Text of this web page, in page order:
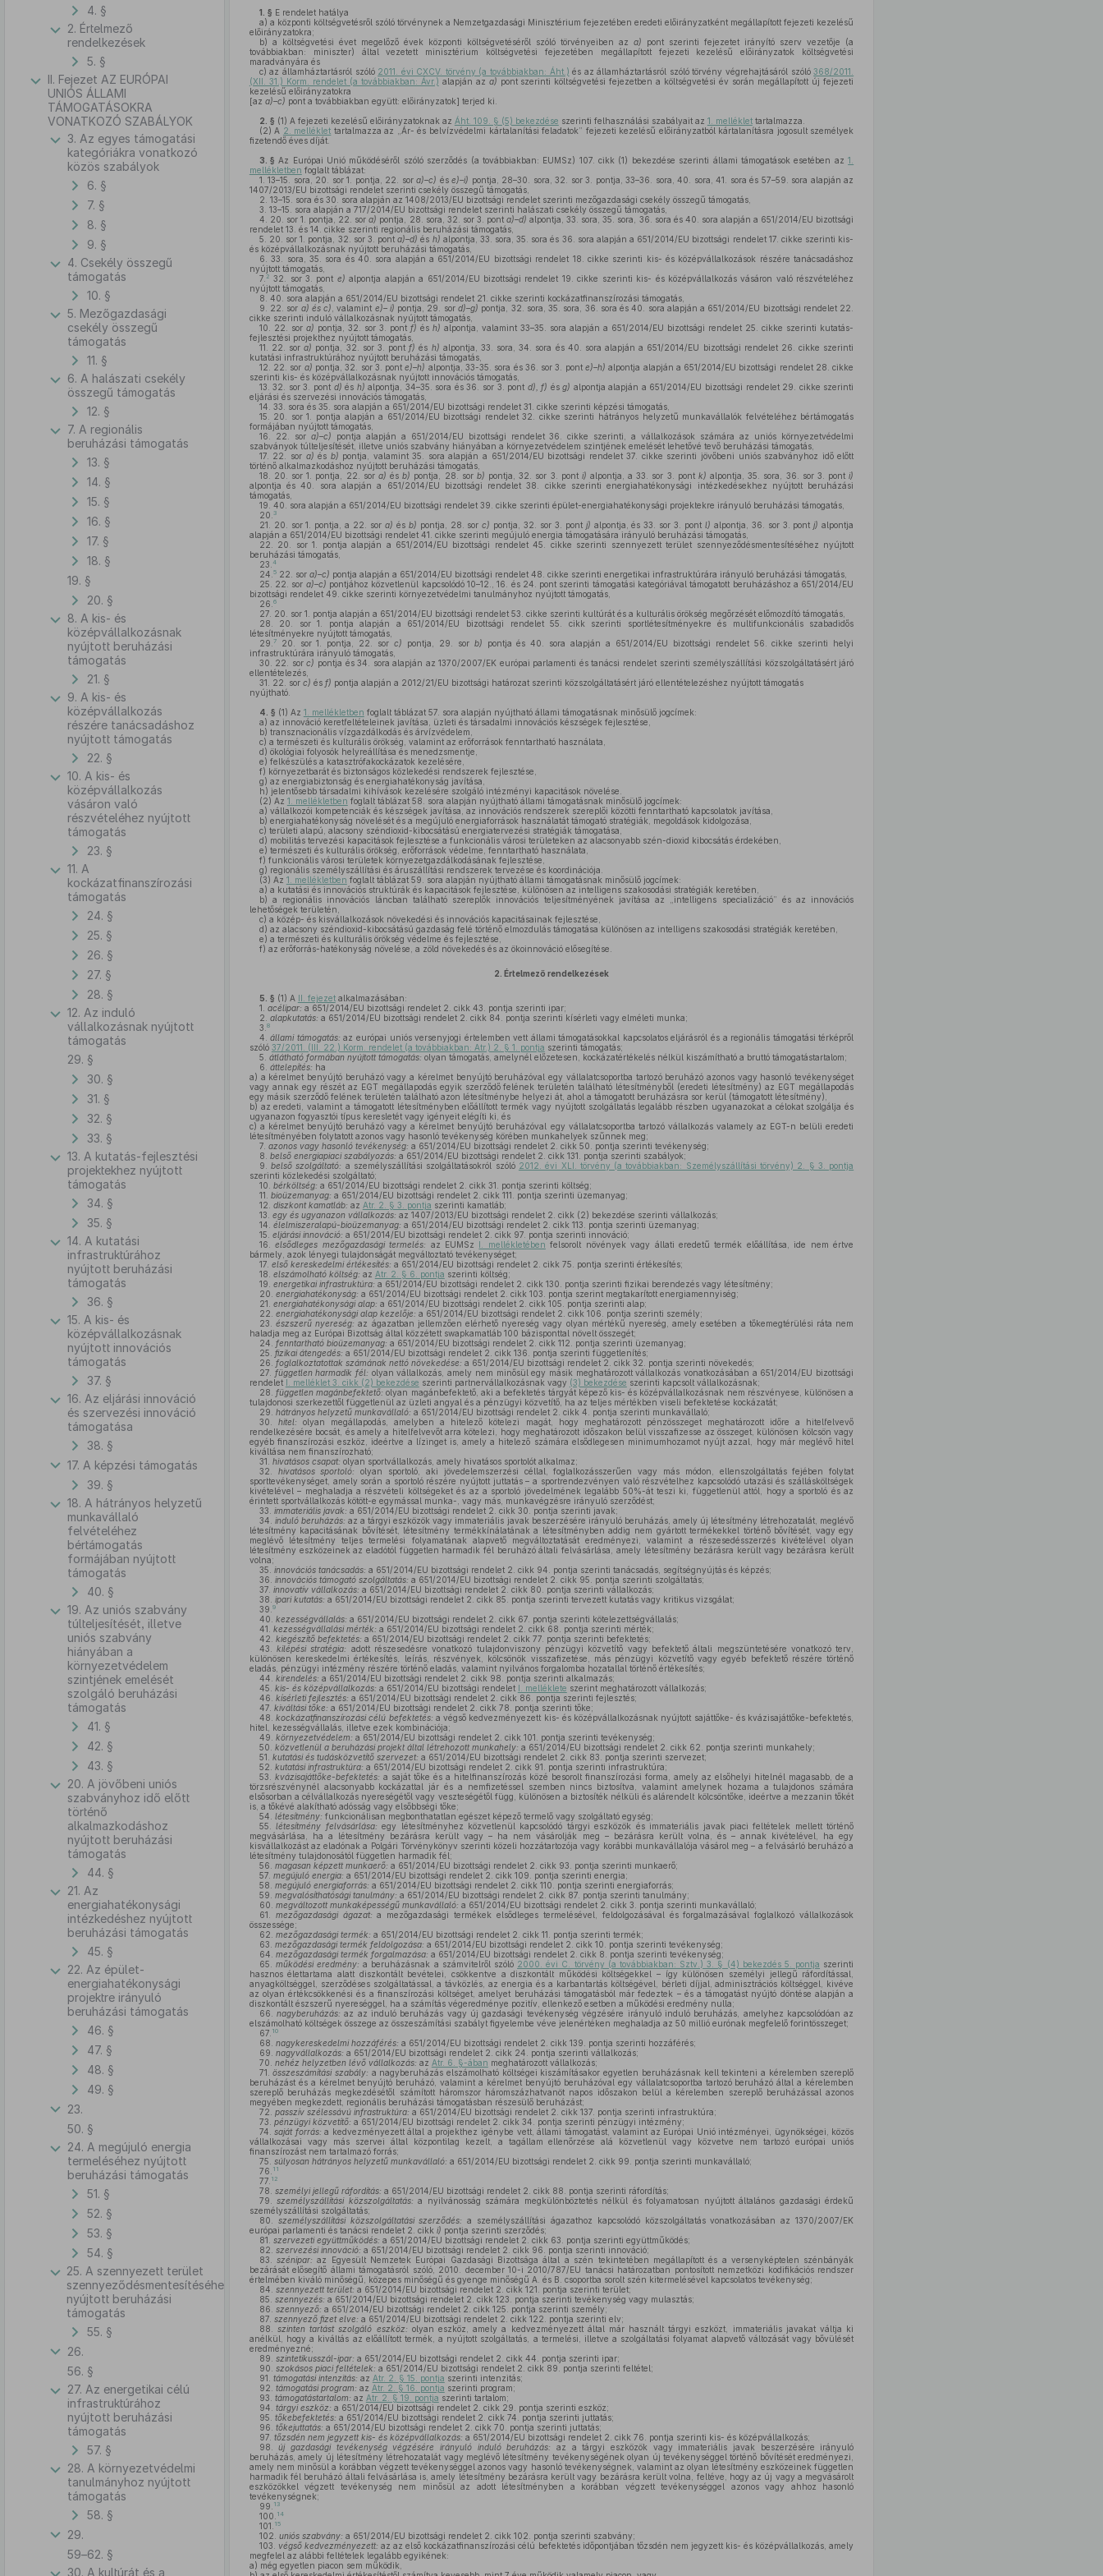
4. §
2. Értelmező
rendelkezések
5. §
II. Fejezet AZ EURÓPAI
UNIÓS ÁLLAMI
TÁMOGATÁSOKRA
VONATKOZÓ SZABÁLYOK
3. Az egyes támogatási
kategóriákra vonatkozó
közös szabályok
6. §
7. §
8. §
9. §
4. Csekély összegű
támogatás
10. §
5. Mezőgazdasági
csekély összegű
támogatás
11. §
6. A halászati csekély
összegű támogatás
12. §
7. A regionális
beruházási támogatás
13. §
14. §
15. §
16. §
17. §
18. §
19. §
20. §
8. A kis- és
középvállalkozásnak
nyújtott beruházási
támogatás
21. §
9. A kis- és
középvállalkozás
részére tanácsadáshoz
nyújtott támogatás
22. §
10. A kis- és
középvállalkozás
vásáron való
részvételéhez nyújtott
támogatás
23. §
11. A
kockázatfinanszírozási
támogatás
24. §
25. §
26. §
27. §
28. §
12. Az induló
vállalkozásnak nyújtott
támogatás
29. §
30. §
31. §
32. §
33. §
13. A kutatás-fejlesztési
projektekhez nyújtott
támogatás
34. §
35. §
14. A kutatási
infrastruktúrához
nyújtott beruházási
támogatás
36. §
15. A kis- és
középvállalkozásnak
nyújtott innovációs
támogatás
37. §
16. Az eljárási innováció
és szervezési innováció
támogatása
38. §
17. A képzési támogatás
39. §
18. A hátrányos helyzetű
munkavállaló
felvételéhez
bértámogatás
formájában nyújtott
támogatás
40. §
19. Az uniós szabvány
túlteljesítését, illetve
uniós szabvány
hiányában a
környezetvédelem
szintjének emelését
szolgáló beruházási
támogatás
41. §
42. §
43. §
20. A jövőbeni uniós
szabványhoz idő előtt
történő
alkalmazkodáshoz
nyújtott beruházási
támogatás
44. §
21. Az
energiahatékonysági
intézkedéshez nyújtott
beruházási támogatás
45. §
22. Az épület-
energiahatékonysági
projektre irányuló
beruházási támogatás
46. §
47. §
48. §
49. §
23.
50. §
24. A megújuló energia
termeléséhez nyújtott
beruházási támogatás
51. §
52. §
53. §
54. §
25. A szennyezett terület
szennyeződésmentesítéséhez
nyújtott beruházási
támogatás
55. §
26.
56. §
27. Az energetikai célú
infrastruktúrához
nyújtott beruházási
támogatás
57. §
28. A környezetvédelmi
tanulmányhoz nyújtott
támogatás
58. §
29.
59–62. §
30. A kultúrát és a
1. § E rendelet hatálya
a) a központi költségvetésről szóló törvénynek a Nemzetgazdasági Minisztérium fejezetében eredeti előirányzatként megállapított fejezeti kezelésű
előirányzatokra;
b) a költségvetési évet megelőző évek központi költségvetéséről szóló törvényeiben aza) pont szerinti fejezetet irányító szerv vezetője (a
továbbiakban: miniszter) által vezetett minisztérium költségvetési fejezetében megállapított fejezeti kezelésű előirányzatok költségvetési
maradványára és
c) az államháztartásról szóló 2011. évi CXCV. törvény (a továbbiakban: Áht.) és az államháztartásról szóló törvény végrehajtásáról szóló368/2011.
(XII. 31.) Korm. rendelet (a továbbiakban: Ávr.) alapján az a) pont szerinti költségvetési fejezetben a költségvetési év során megállapított új fejezeti
kezelésű előirányzatokra
[az a)–c) pont a továbbiakban együtt: előirányzatok] terjed ki.
2. § (1) A fejezeti kezelésű előirányzatoknak az Áht. 109. § (5) bekezdése szerinti felhasználási szabályait az 1. melléklettartalmazza.
(2) A 2. melléklet tartalmazza az „Ár- és belvízvédelmi kártalanítási feladatok” fejezeti kezelésű előirányzatból kártalanításra jogosult személyek
fizetendő éves díját.
3. § Az Európai Unió működéséről szóló szerződés (a továbbiakban: EUMSz) 107. cikk (1) bekezdése szerinti állami támogatások esetében az1.
mellékletben foglalt táblázat:
1. 13–15. sora, 20. sor 1. pontja, 22. sora)–c) ése)–i) pontja, 28–30. sora, 32. sor 3. pontja, 33–36. sora, 40. sora, 41. sora és 57–59. sora alapján az
1407/2013/EU bizottsági rendelet szerinti csekély összegű támogatás,
2. 13–15. sora és 30. sora alapján az 1408/2013/EU bizottsági rendelet szerinti mezőgazdasági csekély összegű támogatás,
3. 13–15. sora alapján a 717/2014/EU bizottsági rendelet szerinti halászati csekély összegű támogatás,
4.
20. sor 1. pontja, 22. sora) pontja, 28. sora, 32. sor 3. ponta)–d) alpontja, 33. sora, 35. sora, 36. sora és 40. sora alapján a 651/2014/EU bizottsági
rendelet 13. és 14. cikke szerinti regionális beruházási támogatás,
5.
20. sor 1. pontja, 32. sor 3. ponta)–d) és h) alpontja, 33. sora, 35. sora és 36. sora alapján a 651/2014/EU bizottsági rendelet 17. cikke szerinti kis-
és középvállalkozásnak nyújtott beruházási támogatás,
6.
33. sora, 35. sora és 40. sora alapján a 651/2014/EU bizottsági rendelet 18. cikke szerinti kis- és középvállalkozások részére tanácsadáshoz
nyújtott támogatás,
7. 2 32. sor 3. pont e) alpontja alapján a 651/2014/EU bizottsági rendelet 19. cikke szerinti kis- és középvállalkozás vásáron való részvételéhez
nyújtott támogatás,
8. 40. sora alapján a 651/2014/EU bizottsági rendelet 21. cikke szerinti kockázatfinanszírozási támogatás,
9.
22. sor a) és c) , valamint e)– i) pontja, 29. sor d)–g) pontja, 32. sora, 35. sora, 36. sora és 40. sora alapján a 651/2014/EU bizottsági rendelet 22.
cikke szerinti induló vállalkozásnak nyújtott támogatás,
10.
22. sor a) pontja, 32. sor 3. pont f) ésh) alpontja, valamint 33–35. sora alapján a 651/2014/EU bizottsági rendelet 25. cikke szerinti kutatás-
fejlesztési projekthez nyújtott támogatás,
11.
22. sora) pontja, 32. sor 3. pontf) és h) alpontja, 33. sora, 34. sora és 40. sora alapján a 651/2014/EU bizottsági rendelet 26. cikke szerinti
kutatási infrastruktúrához nyújtott beruházási támogatás,
12.
22. sor a) pontja, 32. sor 3. ponte)–h) alpontja, 33-35. sora és 36. sor 3. pont e)–h) alpontja alapján a 651/2014/EU bizottsági rendelet 28. cikke
szerinti kis- és középvállalkozásnak nyújtott innovációs támogatás,
13. 32. sor 3. pont d) és h) alpontja, 34–35. sora és 36. sor 3. pont d), f) ésg) alpontja alapján a 651/2014/EU bizottsági rendelet 29. cikke szerinti
eljárási és szervezési innovációs támogatás,
14. 33. sora és 35. sora alapján a 651/2014/EU bizottsági rendelet 31. cikke szerinti képzési támogatás,
15.
20. sor 1. pontja alapján a 651/2014/EU bizottsági rendelet 32. cikke szerinti hátrányos helyzetű munkavállalók felvételéhez bértámogatás
formájában nyújtott támogatás,
16.
22. sor a)–c) pontja alapján a 651/2014/EU bizottsági rendelet 36. cikke szerinti, a vállalkozások számára az uniós környezetvédelmi
szabványok túlteljesítését, illetve uniós szabvány hiányában a környezetvédelem szintjének emelését lehetővé tevő beruházási támogatás,
17.
22. sor a) és b) pontja, valamint 35. sora alapján a 651/2014/EU bizottsági rendelet 37. cikke szerinti jövőbeni uniós szabványhoz idő előtt
történő alkalmazkodáshoz nyújtott beruházási támogatás,
18.
20. sor 1. pontja, 22. sor a) ésb) pontja, 28. sor b) pontja, 32. sor 3. pont i) alpontja, a 33. sor 3. pont k) alpontja, 35. sora, 36. sor 3. ponti)
alpontja és 40. sora alapján a 651/2014/EU bizottsági rendelet 38. cikke szerinti energiahatékonysági intézkedésekhez nyújtott beruházási
támogatás,
19. 40. sora alapján a 651/2014/EU bizottsági rendelet 39. cikke szerinti épület-energiahatékonysági projektekre irányuló beruházási támogatás,
20. 3
21. 20. sor 1. pontja, a 22. sor a) és b) pontja, 28. sorc) pontja, 32. sor 3. pont j) alpontja, és 33. sor 3. pont l) alpontja, 36. sor 3. pontj) alpontja
alapján a 651/2014/EU bizottsági rendelet 41. cikke szerinti megújuló energia támogatására irányuló beruházási támogatás,
22.
20. sor 1. pontja alapján a 651/2014/EU bizottsági rendelet 45. cikke szerinti szennyezett terület szennyeződésmentesítéséhez nyújtott
beruházási támogatás,
23. 4
24. 522. sor a)–c) pontja alapján a 651/2014/EU bizottsági rendelet 48. cikke szerinti energetikai infrastruktúrára irányuló beruházási támogatás,
25.
22. sor a)–c) pontjához közvetlenül kapcsolódó 10–12., 16. és 24. pont szerinti támogatási kategóriával támogatott beruházáshoz a 651/2014/EU
bizottsági rendelet 49. cikke szerinti környezetvédelmi tanulmányhoz nyújtott támogatás,
26. 6
27. 20. sor 1. pontja alapján a 651/2014/EU bizottsági rendelet 53. cikke szerinti kultúrát és a kulturális örökség megőrzését előmozdító támogatás,
28.
20. sor 1. pontja alapján a 651/2014/EU bizottsági rendelet 55. cikk szerinti sportlétesítményekre és multifunkcionális szabadidős
létesítményekre nyújtott támogatás,
29. 720. sor 1. pontja, 22. sorc) pontja, 29. sor b) pontja és 40. sora alapján a 651/2014/EU bizottsági rendelet 56. cikke szerinti helyi
infrastruktúrára irányuló támogatás,
30.
22. sorc) pontja és 34. sora alapján az 1370/2007/EK európai parlamenti és tanácsi rendelet szerinti személyszállítási közszolgáltatásért járó
ellentételezés,
31.
22. sor c) és f) pontja alapján a 2012/21/EU bizottsági határozat szerinti közszolgáltatásért járó ellentételezéshez nyújtott támogatás
nyújtható.
4. § (1) Az 1. mellékletben foglalt táblázat 57. sora alapján nyújtható állami támogatásnak minősülő jogcímek:
a) az innováció keretfeltételeinek javítása, üzleti és társadalmi innovációs készségek fejlesztése,
b) transznacionális vízgazdálkodás és árvízvédelem,
c) a természeti és kulturális örökség, valamint az erőforrások fenntartható használata,
d) ökológiai folyosók helyreállítása és menedzsmentje,
e) felkészülés a katasztrófakockázatok kezelésére,
f) környezetbarát és biztonságos közlekedési rendszerek fejlesztése,
g) az energiabiztonság és energiahatékonyság javítása,
h) jelentősebb társadalmi kihívások kezelésére szolgáló intézményi kapacitások növelése.
(2) Az 1. mellékletben foglalt táblázat 58. sora alapján nyújtható állami támogatásnak minősülő jogcímek:
a) vállalkozói kompetenciák és készségek javítása, az innovációs rendszerek szereplői közötti fenntartható kapcsolatok javítása,
b) energiahatékonyság növelését és a megújuló energiaforrások használatát támogató stratégiák, megoldások kidolgozása,
c) területi alapú, alacsony széndioxid-kibocsátású energiatervezési stratégiák támogatása,
d) mobilitás tervezési kapacitások fejlesztése a funkcionális városi területeken az alacsonyabb szén-dioxid kibocsátás érdekében,
e) természeti és kulturális örökség, erőforrások védelme, fenntartható használata,
f) funkcionális városi területek környezetgazdálkodásának fejlesztése,
g) regionális személyszállítási és áruszállítási rendszerek tervezése és koordinációja.
(3) Az 1. mellékletben foglalt táblázat 59. sora alapján nyújtható állami támogatásnak minősülő jogcímek:
a) a kutatási és innovációs struktúrák és kapacitások fejlesztése, különösen az intelligens szakosodási stratégiák keretében,
b) a regionális innovációs láncban található szereplők innovációs teljesítményének javítása az „intelligens specializáció” és az innovációs
lehetőségek területén,
c) a közép- és kisvállalkozások növekedési és innovációs kapacitásainak fejlesztése,
d) az alacsony széndioxid-kibocsátású gazdaság felé történő elmozdulás támogatása különösen az intelligens szakosodási stratégiák keretében,
e) a természeti és kulturális örökség védelme és fejlesztése,
f) az erőforrás-hatékonyság növelése, a zöld növekedés és az ökoinnováció elősegítése.
2. Értelmező rendelkezések
5. § (1) A II. fejezetalkalmazásában:
1. acélipar: a 651/2014/EU bizottsági rendelet 2. cikk 43. pontja szerinti ipar;
2. alapkutatás: a 651/2014/EU bizottsági rendelet 2. cikk 84. pontja szerinti kísérleti vagy elméleti munka;
3. 8
4. állami támogatás: az európai uniós versenyjogi értelemben vett állami támogatásokkal kapcsolatos eljárásról és a regionális támogatási térképről
szóló 37/2011. (III. 22.) Korm. rendelet (a továbbiakban: Atr.) 2. § 1. pontja szerinti támogatás;
5. átlátható formában nyújtott támogatás: olyan támogatás, amelynél előzetesen, kockázatértékelés nélkül kiszámítható a bruttó támogatástartalom;
6. áttelepítés: ha
a) a kérelmet benyújtó beruházó vagy a kérelmet benyújtó beruházóval egy vállalatcsoportba tartozó beruházó azonos vagy hasonló tevékenységet
vagy annak egy részét az EGT megállapodás egyik szerződő felének területén található létesítményből (eredeti létesítmény) az EGT megállapodás
egy másik szerződő felének területén található azon létesítménybe helyezi át, ahol a támogatott beruházásra sor kerül (támogatott létesítmény),
b) az eredeti, valamint a támogatott létesítményben előállított termék vagy nyújtott szolgáltatás legalább részben ugyanazokat a célokat szolgálja és
ugyanazon fogyasztói típus keresletét vagy igényeit elégíti ki, és
c) a kérelmet benyújtó beruházó vagy a kérelmet benyújtó beruházóval egy vállalatcsoportba tartozó vállalkozás valamely az EGT-n belüli eredeti
létesítményében folytatott azonos vagy hasonló tevékenység körében munkahelyek szűnnek meg;
7. azonos vagy hasonló tevékenység: a 651/2014/EU bizottsági rendelet 2. cikk 50. pontja szerinti tevékenység;
8. belső energiapiaci szabályozás: a 651/2014/EU bizottsági rendelet 2. cikk 131. pontja szerinti szabályok;
9.
belső szolgáltató: a személyszállítási szolgáltatásokról szóló 2012. évi XLI. törvény (a továbbiakban: Személyszállítási törvény) 2. § 3. pontja
szerinti közlekedési szolgáltató;
10. bérköltség: a 651/2014/EU bizottsági rendelet 2. cikk 31. pontja szerinti költség;
11. bioüzemanyag: a 651/2014/EU bizottsági rendelet 2. cikk 111. pontja szerinti üzemanyag;
12. diszkont kamatláb: az Atr. 2. § 3. pontja szerinti kamatláb;
13. egy és ugyanazon vállalkozás: az 1407/2013/EU bizottsági rendelet 2. cikk (2) bekezdése szerinti vállalkozás;
14. élelmiszeralapú-bioüzemanyag: a 651/2014/EU bizottsági rendelet 2. cikk 113. pontja szerinti üzemanyag;
15. eljárási innováció: a 651/2014/EU bizottsági rendelet 2. cikk 97. pontja szerinti innováció;
16.
elsődleges mezőgazdasági termelés: az EUMSz I. mellékletében felsorolt növények vagy állati eredetű termék előállítása, ide nem értve
bármely, azok lényegi tulajdonságát megváltoztató tevékenységet;
17. első kereskedelmi értékesítés: a 651/2014/EU bizottsági rendelet 2. cikk 75. pontja szerinti értékesítés;
18. elszámolható költség: az Atr. 2. § 6. pontja szerinti költség;
19. energetikai infrastruktúra: a 651/2014/EU bizottsági rendelet 2. cikk 130. pontja szerinti fizikai berendezés vagy létesítmény;
20. energiahatékonyság: a 651/2014/EU bizottsági rendelet 2. cikk 103. pontja szerint megtakarított energiamennyiség;
21. energiahatékonysági alap: a 651/2014/EU bizottsági rendelet 2. cikk 105. pontja szerinti alap;
22. energiahatékonysági alap kezelője: a 651/2014/EU bizottsági rendelet 2. cikk 106. pontja szerinti személy;
23.
észszerű nyereség: az ágazatban jellemzően elérhető nyereség vagy olyan mértékű nyereség, amely esetében a tőkemegtérülési ráta nem
haladja meg az Európai Bizottság által közzétett swapkamatláb 100 bázisponttal növelt összegét;
24. fenntartható bioüzemanyag: a 651/2014/EU bizottsági rendelet 2. cikk 112. pontja szerinti üzemanyag;
25. fizikai átengedés: a 651/2014/EU bizottsági rendelet 2. cikk 136. pontja szerinti függetlenítés;
26. foglalkoztatottak számának nettó növekedése: a 651/2014/EU bizottsági rendelet 2. cikk 32. pontja szerinti növekedés;
27. független harmadik fél: olyan vállalkozás, amely nem minősül egy másik meghatározott vállalkozás vonatkozásában a 651/2014/EU bizottsági
rendelet I. melléklet 3. cikk (2) bekezdése szerinti partnervállalkozásnak vagy (3) bekezdése szerinti kapcsolt vállalkozásnak;
28. független magánbefektető: olyan magánbefektető, aki a befektetés tárgyát képező kis- és középvállalkozásnak nem részvényese, különösen a
tulajdonosi szerkezettől függetlenül az üzleti angyal és a pénzügyi közvetítő, ha az teljes mértékben viseli befektetése kockázatát;
29. hátrányos helyzetű munkavállaló: a 651/2014/EU bizottsági rendelet 2. cikk 4. pontja szerinti munkavállaló;
30.
hitel: olyan megállapodás, amelyben a hitelező kötelezi magát, hogy meghatározott pénzösszeget meghatározott időre a hitelfelvevő
rendelkezésére bocsát, és amely a hitelfelvevőt arra kötelezi, hogy meghatározott időszakon belül visszafizesse az összeget, különösen kölcsön vagy
egyéb finanszírozási eszköz, ideértve a lízinget is, amely a hitelező számára elsődlegesen minimumhozamot nyújt azzal, hogy már meglévő hitel
kiváltása nem finanszírozható;
31. hivatásos csapat: olyan sportvállalkozás, amely hivatásos sportolót alkalmaz;
32.
hivatásos sportoló:
olyan sportoló, aki jövedelemszerzési céllal, foglalkozásszerűen vagy más módon, ellenszolgáltatás fejében folytat
sporttevékenységet, amely során a sportoló részére nyújtott juttatás – a sportrendezvényen való részvételhez kapcsolódó utazási és szállásköltségek
kivételével – meghaladja a részvételi költségeket és az a sportoló jövedelmének legalább 50%-át teszi ki, függetlenül attól, hogy a sportoló és az
érintett sportvállalkozás kötött-e egymással munka-, vagy más, munkavégzésre irányuló szerződést;
33. immateriális javak: a 651/2014/EU bizottsági rendelet 2. cikk 30. pontja szerinti javak;
34. induló beruházás: az a tárgyi eszközök vagy immateriális javak beszerzésére irányuló beruházás, amely új létesítmény létrehozatalát, meglévő
létesítmény kapacitásának bővítését, létesítmény termékkínálatának a létesítményben addig nem gyártott termékekkel történő bővítését, vagy egy
meglévő létesítmény teljes termelési folyamatának alapvető megváltoztatását eredményezi, valamint a részesedésszerzés kivételével olyan
létesítmény eszközeinek az eladótól független harmadik fél beruházó általi felvásárlása, amely létesítmény bezárásra került vagy bezárásra került
volna;
35. innovációs tanácsadás: a 651/2014/EU bizottsági rendelet 2. cikk 94. pontja szerinti tanácsadás, segítségnyújtás és képzés;
36. innovációs támogató szolgáltatás: a 651/2014/EU bizottsági rendelet 2. cikk 95. pontja szerinti szolgáltatás;
37. innovatív vállalkozás: a 651/2014/EU bizottsági rendelet 2. cikk 80. pontja szerinti vállalkozás;
38. ipari kutatás: a 651/2014/EU bizottsági rendelet 2. cikk 85. pontja szerinti tervezett kutatás vagy kritikus vizsgálat;
39. 9
40. kezességvállalás: a 651/2014/EU bizottsági rendelet 2. cikk 67. pontja szerinti kötelezettségvállalás;
41. kezességvállalási mérték: a 651/2014/EU bizottsági rendelet 2. cikk 68. pontja szerinti mérték;
42. kiegészítő befektetés: a 651/2014/EU bizottsági rendelet 2. cikk 77. pontja szerinti befektetés;
43.
kilépési stratégia: adott részesedésre vonatkozó tulajdonviszony pénzügyi közvetítő vagy befektető általi megszüntetésére vonatkozó terv,
különösen kereskedelmi értékesítés, leírás, részvények, kölcsönök visszafizetése, más pénzügyi közvetítő vagy egyéb befektető részére történő
eladás, pénzügyi intézmény részére történő eladás, valamint nyilvános forgalomba hozatallal történő értékesítés;
44. kirendelés: a 651/2014/EU bizottsági rendelet 2. cikk 98. pontja szerinti alkalmazás;
45. kis- és középvállalkozás: a 651/2014/EU bizottsági rendelet I. melléklete szerint meghatározott vállalkozás;
46. kísérleti fejlesztés: a 651/2014/EU bizottsági rendelet 2. cikk 86. pontja szerinti fejlesztés;
47. kiváltási tőke: a 651/2014/EU bizottsági rendelet 2. cikk 78. pontja szerinti tőke;
48. kockázatfinanszírozási célú befektetés: a végső kedvezményezett kis- és középvállalkozásnak nyújtott sajáttőke- és kvázisajáttőke-befektetés,
hitel, kezességvállalás, illetve ezek kombinációja;
49. környezetvédelem: a 651/2014/EU bizottsági rendelet 2. cikk 101. pontja szerinti tevékenység;
50. közvetlenül a beruházási projekt által létrehozott munkahely: a 651/2014/EU bizottsági rendelet 2. cikk 62. pontja szerinti munkahely;
51. kutatási és tudásközvetítő szervezet: a 651/2014/EU bizottsági rendelet 2. cikk 83. pontja szerinti szervezet;
52. kutatási infrastruktúra: a 651/2014/EU bizottsági rendelet 2. cikk 91. pontja szerinti infrastruktúra;
53.
kvázisajáttőke-befektetés: a saját tőke és a hitelfinanszírozás közé besorolt finanszírozási forma, amely az elsőhelyi hitelnél magasabb, de a
törzsrészvénynél alacsonyabb kockázattal jár és a nemfizetéssel szemben nincs biztosítva, valamint amelynek hozama a tulajdonos számára
elsősorban a célvállalkozás nyereségétől vagy veszteségétől függ, különösen a biztosíték nélküli és alárendelt kölcsöntőke, ideértve a mezzanin tőkét
is, a tőkévé alakítható adósság vagy elsőbbségi tőke;
54. létesítmény: funkcionálisan megbonthatatlan egészet képező termelő vagy szolgáltató egység;
55.
létesítmény felvásárlása: egy létesítményhez közvetlenül kapcsolódó tárgyi eszközök és immateriális javak piaci feltételek mellett történő
megvásárlása, ha a létesítmény bezárásra került vagy – ha nem vásárolják meg – bezárásra került volna, és – annak kivételével, ha egy
kisvállalkozást az eladónak a Polgári Törvénykönyv szerinti közeli hozzátartozója vagy korábbi munkavállalója vásárol meg – a felvásárló beruházó a
létesítmény tulajdonosától független harmadik fél;
56. magasan képzett munkaerő: a 651/2014/EU bizottsági rendelet 2. cikk 93. pontja szerinti munkaerő;
57. megújuló energia: a 651/2014/EU bizottsági rendelet 2. cikk 109. pontja szerinti energia;
58. megújuló energiaforrás: a 651/2014/EU bizottsági rendelet 2. cikk 110. pontja szerinti energiaforrás;
59. megvalósíthatósági tanulmány: a 651/2014/EU bizottsági rendelet 2. cikk 87. pontja szerinti tanulmány;
60. megváltozott munkaképességű munkavállaló: a 651/2014/EU bizottsági rendelet 2. cikk 3. pontja szerinti munkavállaló;
61.
mezőgazdasági ágazat: a mezőgazdasági termékek elsődleges termelésével, feldolgozásával és forgalmazásával foglalkozó vállalkozások
összessége;
62. mezőgazdasági termék: a 651/2014/EU bizottsági rendelet 2. cikk 11. pontja szerinti termék;
63. mezőgazdasági termék feldolgozása: a 651/2014/EU bizottsági rendelet 2. cikk 10. pontja szerinti tevékenység;
64. mezőgazdasági termék forgalmazása: a 651/2014/EU bizottsági rendelet 2. cikk 8. pontja szerinti tevékenység;
65.
működési eredmény: a beruházásnak a számvitelről szóló 2000. évi C. törvény (a továbbiakban: Sztv.) 3. § (4) bekezdés 5. pontja szerinti
hasznos élettartama alatt diszkontált bevételei, csökkentve a diszkontált működési költségekkel – így különösen személyi jellegű ráfordítással,
anyagköltséggel, szerződéses szolgáltatással, a távközlés, az energia és a karbantartás költségével, bérleti díjjal, adminisztrációs költséggel, kivéve
az olyan értékcsökkenési és a finanszírozási költséget, amelyet beruházási támogatásból már fedeztek – és a támogatást nyújtó döntése alapján a
diszkontált észszerű nyereséggel, ha a számítás végeredménye pozitív, ellenkező esetben a működési eredmény nulla;
66.
nagyberuházás: az az induló beruházás vagy új gazdasági tevékenység végzésére irányuló induló beruházás, amelyhez kapcsolódóan az
elszámolható költségek összege az összeszámítási szabályt figyelembe véve jelenértéken meghaladja az 50 millió eurónak megfelelő forintösszeget;
67. 10
68. nagykereskedelmi hozzáférés: a 651/2014/EU bizottsági rendelet 2. cikk 139. pontja szerinti hozzáférés;
69. nagyvállalkozás: a 651/2014/EU bizottsági rendelet 2. cikk 24. pontja szerinti vállalkozás;
70. nehéz helyzetben lévő vállalkozás: az Atr. 6. §-ában meghatározott vállalkozás;
71.
összeszámítási szabály: a nagyberuházás elszámolható költségei kiszámításakor egyetlen beruházásnak kell tekinteni a kérelemben szereplő
beruházást és a kérelmet benyújtó beruházó, valamint a kérelmet benyújtó beruházóval egy vállalatcsoportba tartozó beruházó által a kérelemben
szereplő beruházás megkezdésétől számított háromszor háromszázhatvanöt napos időszakon belül a kérelemben szereplő beruházással azonos
megyében megkezdett, regionális beruházási támogatásban részesülő beruházást;
72. passzív szélessávú infrastruktúra: a 651/2014/EU bizottsági rendelet 2. cikk 137. pontja szerinti infrastruktúra;
73. pénzügyi közvetítő: a 651/2014/EU bizottsági rendelet 2. cikk 34. pontja szerinti pénzügyi intézmény;
74.
saját forrás: a kedvezményezett által a projekthez igénybe vett, állami támogatást, valamint az Európai Unió intézményei, ügynökségei, közös
vállalkozásai vagy más szervei által központilag kezelt, a tagállam ellenőrzése alá közvetlenül vagy közvetve nem tartozó európai uniós
finanszírozást nem tartalmazó forrás;
75. súlyosan hátrányos helyzetű munkavállaló: a 651/2014/EU bizottsági rendelet 2. cikk 99. pontja szerinti munkavállaló;
76. 11
77. 12
78. személyi jellegű ráfordítás: a 651/2014/EU bizottsági rendelet 2. cikk 88. pontja szerinti ráfordítás;
79.
személyszállítási közszolgáltatás: a nyilvánosság számára megkülönböztetés nélkül és folyamatosan nyújtott általános gazdasági érdekű
személyszállítási szolgáltatás;
80.
személyszállítási közszolgáltatási szerződés: a személyszállítási ágazathoz kapcsolódó közszolgáltatás vonatkozásában az 1370/2007/EK
európai parlamenti és tanácsi rendelet 2. cikk i) pontja szerinti szerződés;
81. szervezeti együttműködés: a 651/2014/EU bizottsági rendelet 2. cikk 63. pontja szerinti együttműködés;
82. szervezési innováció: a 651/2014/EU bizottsági rendelet 2. cikk 96. pontja szerinti innováció;
83.
szénipar: az Egyesült Nemzetek Európai Gazdasági Bizottsága által a szén tekintetében megállapított és a versenyképtelen szénbányák
bezárását elősegítő állami támogatásról szóló, 2010. december 10-i 2010/787/EU tanácsi határozatban pontosított nemzetközi kodifikációs rendszer
értelmében kiváló minőségű, közepes minőségű és gyenge minőségű A. és B. csoportba sorolt szén kitermelésével kapcsolatos tevékenység;
84. szennyezett terület: a 651/2014/EU bizottsági rendelet 2. cikk 121. pontja szerinti terület;
85. szennyezés: a 651/2014/EU bizottsági rendelet 2. cikk 123. pontja szerinti tevékenység vagy mulasztás;
86. szennyező: a 651/2014/EU bizottsági rendelet 2. cikk 125. pontja szerinti személy;
87. szennyező fizet elve: a 651/2014/EU bizottsági rendelet 2. cikk 122. pontja szerinti elv;
88.
szinten tartást szolgáló eszköz: olyan eszköz, amely a kedvezményezett által már használt tárgyi eszközt, immateriális javakat váltja ki
anélkül, hogy a kiváltás az előállított termék, a nyújtott szolgáltatás, a termelési, illetve a szolgáltatási folyamat alapvető változását vagy bővülését
eredményezné;
89. szintetikusszál-ipar: a 651/2014/EU bizottsági rendelet 2. cikk 44. pontja szerinti ipar;
90. szokásos piaci feltételek: a 651/2014/EU bizottsági rendelet 2. cikk 89. pontja szerinti feltétel;
91. támogatási intenzitás: az Atr. 2. § 15. pontja szerinti intenzitás;
92. támogatási program: az Atr. 2. § 16. pontja szerinti program;
93. támogatástartalom: az Atr. 2. § 19. pontja szerinti tartalom;
94. tárgyi eszköz: a 651/2014/EU bizottsági rendelet 2. cikk 29. pontja szerinti eszköz;
95. tőkebefektetés: a 651/2014/EU bizottsági rendelet 2. cikk 74. pontja szerinti juttatás;
96. tőkejuttatás: a 651/2014/EU bizottsági rendelet 2. cikk 70. pontja szerinti juttatás;
97. tőzsdén nem jegyzett kis- és középvállalkozás: a 651/2014/EU bizottsági rendelet 2. cikk 76. pontja szerinti kis- és középvállalkozás;
98.
új gazdasági tevékenység végzésére irányuló induló beruházás:
az a tárgyi eszközök vagy immateriális javak beszerzésére irányuló
beruházás, amely új létesítmény létrehozatalát vagy meglévő létesítmény tevékenységének olyan új tevékenységgel történő bővítését eredményezi,
amely nem minősül a korábban végzett tevékenységgel azonos vagy hasonló tevékenységnek, valamint az olyan létesítmény eszközeinek független
harmadik fél beruházó általi felvásárlása is, amely létesítmény bezárásra került vagy bezárásra került volna, feltéve, hogy az új vagy a megvásárolt
eszközökkel végzett tevékenység nem minősül az adott létesítményben a korábban végzett tevékenységgel azonos vagy ahhoz hasonló
tevékenységnek;
99. 13
100. 14
101. 15
102. uniós szabvány: a 651/2014/EU bizottsági rendelet 2. cikk 102. pontja szerinti szabvány;
103.
végső kedvezményezett: az az első kockázatfinanszírozási célú befektetés időpontjában tőzsdén nem jegyzett kis- és középvállalkozás, amely
megfelel az alábbi feltételek legalább egyikének:
a) még egyetlen piacon sem működik,